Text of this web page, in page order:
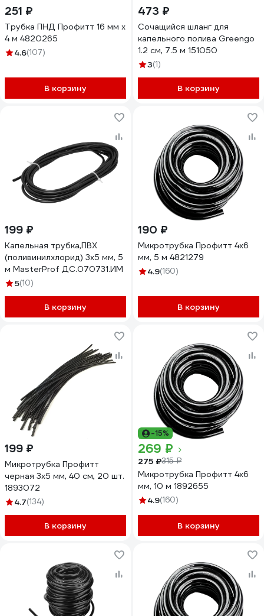
251 ₽
Трубка ПНД Профитт 16 мм х
4 м 4820265
4.6(107)
В корзину
473 ₽
Сочащийся шланг для
капельного полива Greengo
1.2 см, 7.5 м 151050
3(1)
В корзину
199 ₽
Капельная трубка,ПВХ
(поливинилхлорид) 3x5 мм, 5
м MasterProf ДС.070731.ИМ
5(10)
В корзину
190 ₽
Микротрубка Профитт 4х6
мм, 5 м 4821279
4.9(160)
В корзину
199 ₽
Микротрубка Профитт
черная 3x5 мм, 40 см, 20 шт.
1893072
4.7(134)
В корзину
-15%
269 ₽
275 ₽315 ₽
Микротрубка Профитт 4x6
мм, 10 м 1892655
4.9(160)
В корзину